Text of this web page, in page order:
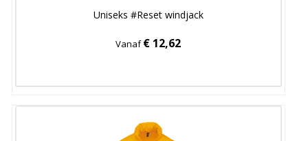
Uniseks #Reset windjack
Vanaf€ 12,62